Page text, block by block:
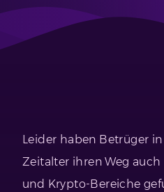
Leider haben Betrüger
Zeitalter ihren Weg
und Krypto-Bereiche